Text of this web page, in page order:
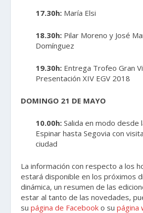
17.30h: María Elsi
18.30h: Pilar Moreno y José
Domínguez
19.30h: Entrega Trofeo Gran
Presentación XIV EGV 2018
DOMINGO 21 DE MAYO
10.00h: Salida en modo desde
Espinar hasta Segovia con
ciudad
La información con respecto a los
estará disponible en los próximos
dinámica, un resumen de las
estar al tanto de las novedades,
supágina de Facebook o supágina